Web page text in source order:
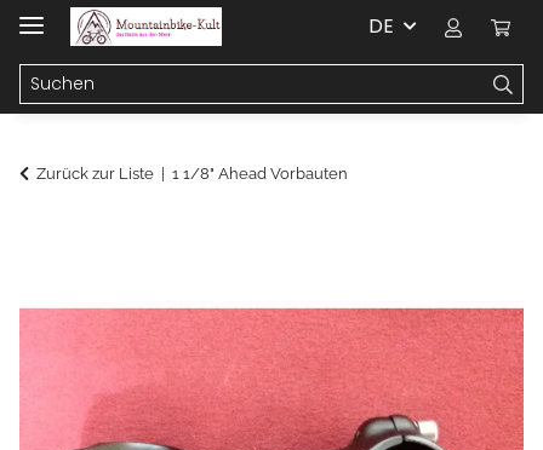
DE
Zurück zur Liste 1 1/8" Ahead Vorbauten